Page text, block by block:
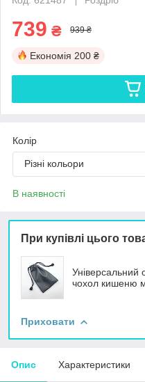
739 ₴ 939 ₴
Економія 200 ₴
Колір
Різні кольори
В наявності
При купівлі цього
Універсальний
чохол кишеню
Приховати
Опис Характеристики